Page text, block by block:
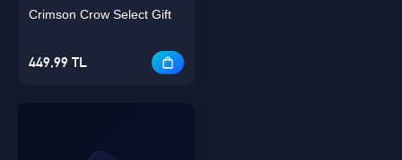
Crimson Crow Select Gift
449,99 TL